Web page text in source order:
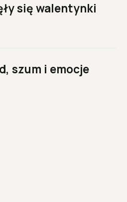
się walentynki
szum i emocje